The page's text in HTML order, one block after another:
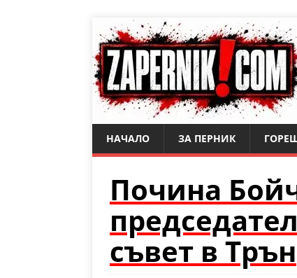
НАЧАЛО ЗА ПЕРНИК
Почина
съвет в Трън